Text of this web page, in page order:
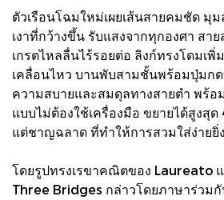
ตัวเรือนโฉมใหม่เผยเส้นสายคมชัด มุ
เงาที่กว้างขึ้น รับแสงจากทุกองศา สา
เกรตไหลลื่นไร้รอยต่อ ลิงก์ทรงโดมเพิ่
เคลื่อนไหว บานพับสามชั้นพร้อมปุ่มก
ความสบายและสมดุลทางสายตำ พร้อ
แบบไม่ต้องใช้เครื่องมือ ขยายได้สูงสุด
แต่ชาญฉลาด ที่ทำให้การสวมใส่ง่ายยิ่
โดยรูปทรงเรขาคณิตของ Laureato
Three Bridges กล่าวโดยภาษาร่วม